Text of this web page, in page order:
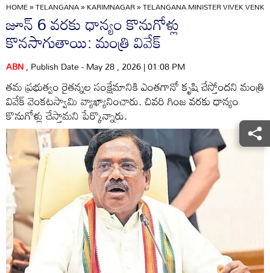
HOME»TELANGANA»KARIMNAGAR»TELANGANA MINISTER VIVEK
జూన్ 6 వరకు ధాన్యం కొనుగోళ్లు
కొనసాగుతాయి: మంత్రి వివేక్
ABN, Publish Date - May 28 , 2026 | 01:08 PM
తమ ప్రభుత్వం రైతన్నల సంక్షేమానికి ఎంతగానో కృషి చేస్తోందని మంత్రి
వివేక్ వెంకటస్వామి వ్యాఖ్యానించారు. చివరి గింజ వరకు ధాన్యం
కొనుగోళ్లు చేస్తామని పేర్కొన్నారు.